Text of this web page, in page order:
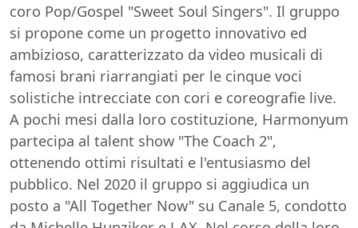
coro Pop/Gospel "Sweet Soul Singers". Il gruppo
si propone come un progetto innovativo ed
ambizioso, caratterizzato da video musicali di
famosi brani riarrangiati per le cinque voci
solistiche intrecciate con cori e coreografie live.
A pochi mesi dalla loro costituzione, Harmonyum
partecipa al talent show "The Coach 2",
ottenendo ottimi risultati e l'entusiasmo del
pubblico. Nel 2020 il gruppo si aggiudica un
posto a "All Together Now" su Canale 5, condotto